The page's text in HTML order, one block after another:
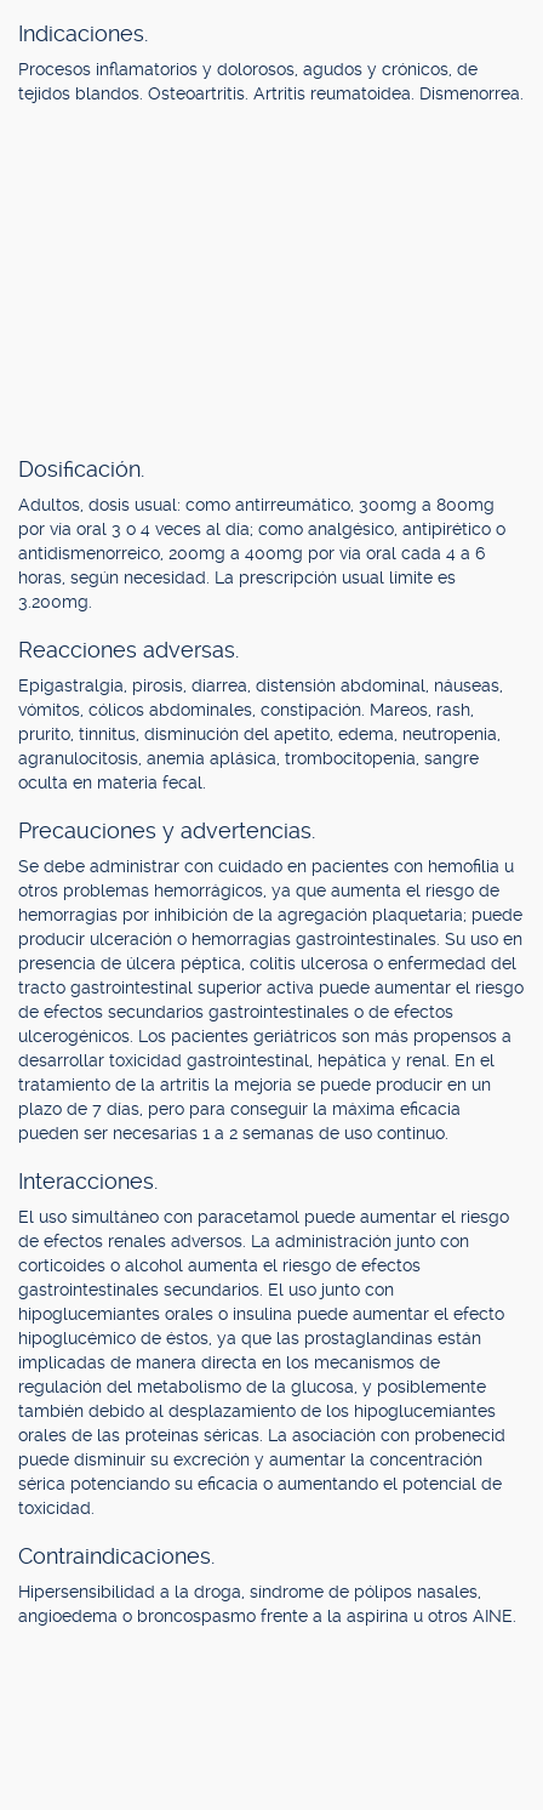
Indicaciones.
Procesos inflamatorios y dolorosos, agudos y crónicos, de
tejidos blandos. Osteoartritis. Artritis reumatoidea. Dismenorrea.
Dosificación.
Adultos, dosis usual: como antirreumático, 300mg a 800mg
por vía oral 3 o 4 veces al día; como analgésico, antipirético o
antidismenorreico, 200mg a 400mg por vía oral cada 4 a 6
horas, según necesidad. La prescripción usual límite es
3.200mg.
Reacciones adversas.
Epigastralgia, pirosis, diarrea, distensión abdominal, náuseas,
vómitos, cólicos abdominales, constipación. Mareos, rash,
prurito, tinnitus, disminución del apetito, edema, neutropenia,
agranulocitosis, anemia aplásica, trombocitopenia, sangre
oculta en materia fecal.
Precauciones y advertencias.
Se debe administrar con cuidado en pacientes con hemofilia u
otros problemas hemorrágicos, ya que aumenta el riesgo de
hemorragias por inhibición de la agregación plaquetaria; puede
producir ulceración o hemorragias gastrointestinales. Su uso en
presencia de úlcera péptica, colitis ulcerosa o enfermedad del
tracto gastrointestinal superior activa puede aumentar el riesgo
de efectos secundarios gastrointestinales o de efectos
ulcerogénicos. Los pacientes geriátricos son más propensos a
desarrollar toxicidad gastrointestinal, hepática y renal. En el
tratamiento de la artritis la mejoría se puede producir en un
plazo de 7 días, pero para conseguir la máxima eficacia
pueden ser necesarias 1 a 2 semanas de uso continuo.
Interacciones.
El uso simultáneo con paracetamol puede aumentar el riesgo
de efectos renales adversos. La administración junto con
corticoides o alcohol aumenta el riesgo de efectos
gastrointestinales secundarios. El uso junto con
hipoglucemiantes orales o insulina puede aumentar el efecto
hipoglucémico de éstos, ya que las prostaglandinas están
implicadas de manera directa en los mecanismos de
regulación del metabolismo de la glucosa, y posiblemente
también debido al desplazamiento de los hipoglucemiantes
orales de las proteínas séricas. La asociación con probenecid
puede disminuir su excreción y aumentar la concentración
sérica potenciando su eficacia o aumentando el potencial de
toxicidad.
Contraindicaciones.
Hipersensibilidad a la droga, síndrome de pólipos nasales,
angioedema o broncospasmo frente a la aspirina u otros AINE.